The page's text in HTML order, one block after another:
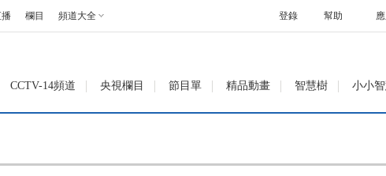
欄目 頻道大全 幫助
登錄
CCTV-14頻道 央視欄目 節目單 精品動畫 智慧樹 小小